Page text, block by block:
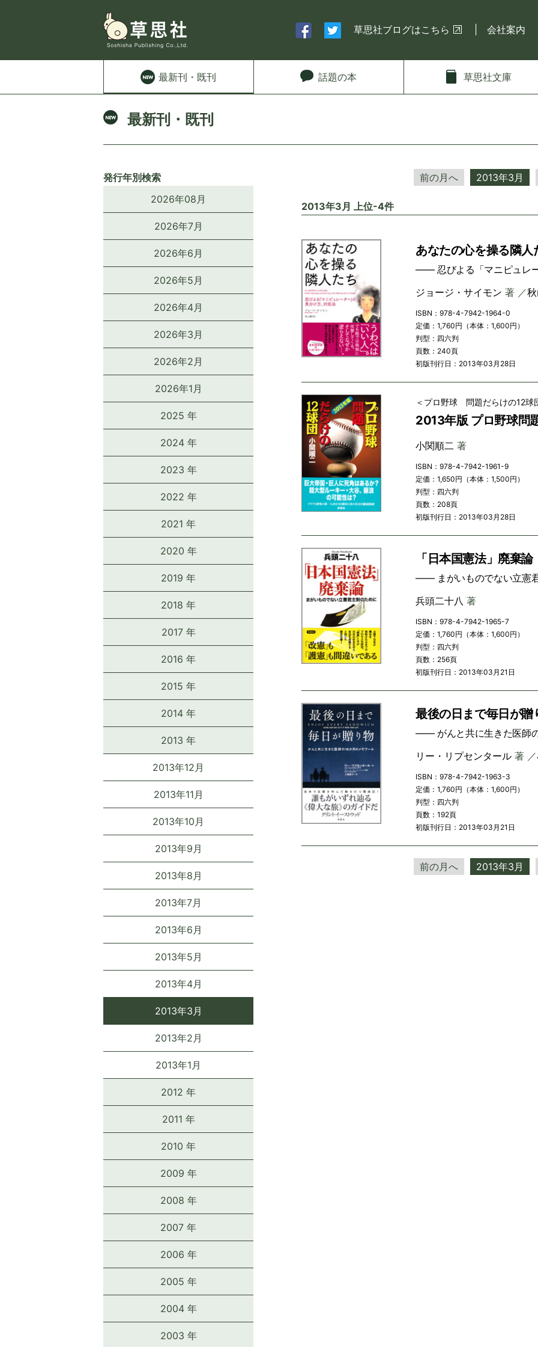
草思社ブログはこちら 会社案内
最新刊 ・既刊 話題の本 草思社文庫
最新刊・既刊
発行年別検索
2026年08月
2026年7月
2026年6月
2026年5月
2026年4月
2026年3月
2026年2月
2026年1月
2025 年
2024 年
2023 年
2022 年
2021 年
2020 年
2019 年
2018 年
2017 年
2016 年
2015 年
2014 年
2013 年
2013年12月
2013年11月
2013年10月
2013年9月
2013年8月
2013年7月
2013年6月
2013年5月
2013年4月
2013年3月
2013年2月
2013年1月
2012 年
2011 年
2010 年
2009 年
2008 年
2007 年
2006 年
2005 年
2004 年
2003 年
前の月へ 2013年3月
2013年3月 上位-4件
あなたの心を操る隣人
―― 忍びよる「マニピュレ
ジョージ・サイモン 著 ／
ISBN：978-4-7942-1964-0
定価：1,760円（本体：1,600円）
判型：四六判
頁数：240頁
初版刊行日：2013年03月28日
＜プロ野球 問題だらけの12球
2013年版 プロ野球問
小関順二 著
ISBN：978-4-7942-1961-9
定価：1,650円（本体：1,500円）
判型：四六判
頁数：208頁
初版刊行日：2013年03月28日
「日本国憲法」廃棄論
―― まがいものでない立憲
兵頭二十八 著
ISBN：978-4-7942-1965-7
定価：1,760円（本体：1,600円）
判型：四六判
頁数：256頁
初版刊行日：2013年03月21日
最後の日まで毎日が贈
―― がんと共に生きた医師
リー・リプセンタール 著 ／
ISBN：978-4-7942-1963-3
定価：1,760円（本体：1,600円）
判型：四六判
頁数：192頁
初版刊行日：2013年03月21日
前の月へ 2013年3月